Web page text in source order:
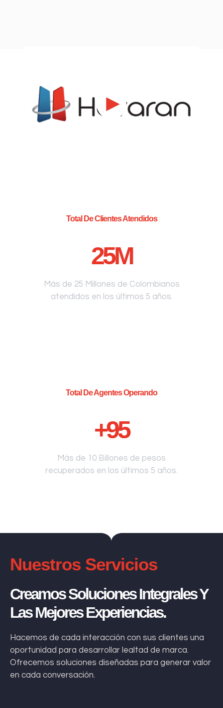
Total De Clientes Atendidos
25M
Más de 25 Millones de Colombianos
atendidos en los últimos 5 años.
Total De Agentes Operando
+95
Más de 10 Billones de pesos
recuperados en los últimos 5 años.
Nuestros Servicios
Creamos Soluciones Integrales Y
Las Mejores Experiencias.
Hacemos de cada interacción con sus clientes una
oportunidad para desarrollar lealtad de marca.
Ofrecemos soluciones diseñadas para generar valor
en cada conversación.